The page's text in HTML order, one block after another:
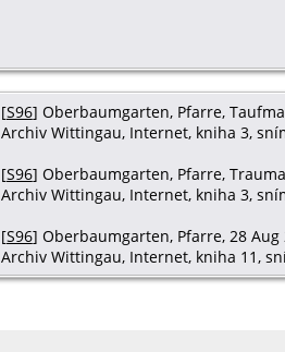
[S96] Oberbaumgarten, Pfarre,
Archiv Wittingau, Internet, kniha 3,
[S96] Oberbaumgarten, Pfarre,
Archiv Wittingau, Internet, kniha 3,
[S96] Oberbaumgarten, Pfarre, 28
Archiv Wittingau, Internet, kniha 11,